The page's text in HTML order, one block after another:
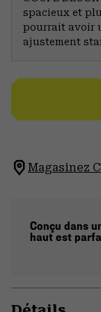
spacieux et
pourrait avoir
ajustement
Magasinez
Conçu dans
haut est